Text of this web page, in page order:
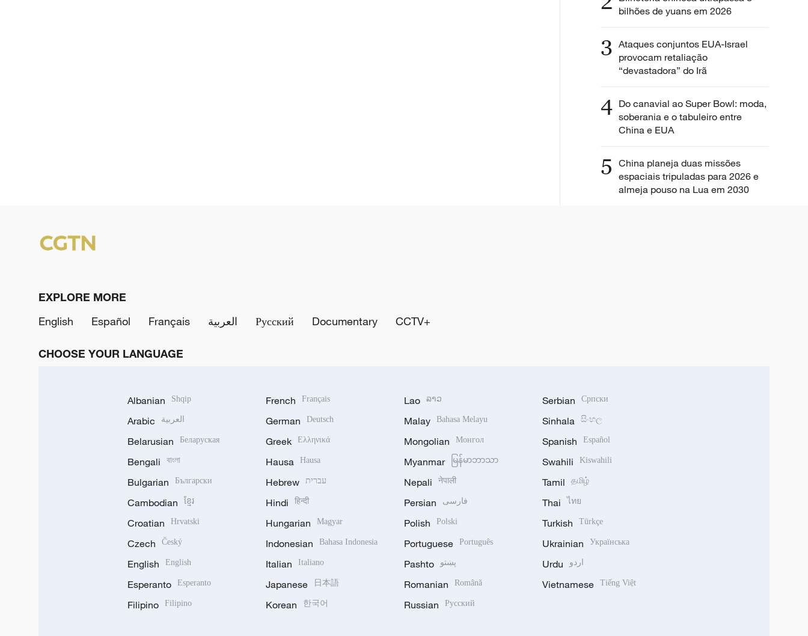
bilhões de yuans em 2026
3 Ataques conjuntos EUA-Israel
provocam retaliação
“devastadora” do Irã
4 Do canavial ao Super Bowl: moda,
soberania e o tabuleiro entre
China e EUA
5 China planeja duas missões
espaciais tripuladas para 2026 e
almeja pouso na Lua em 2030
EXPLORE MORE
English
Español Français العربية Русский Documentary CCTV+
CHOOSE YOUR LANGUAGE
Albanian Shqip
Arabic العربية
Belarusian Беларуская
Bengali বাংলা
Bulgarian Български
Cambodian ខ្មែរ
Croatian Hrvatski
Czech Český
English English
Esperanto Esperanto
Filipino Filipino
French Français
German Deutsch
Greek Ελληνικά
Hausa Hausa
Hebrew עברית
Hindi हिन्दी
Hungarian Magyar
Indonesian Bahasa Indonesia
Italian Italiano
Japanese 日本語
Korean 한국어
Lao ລາວ
Malay Bahasa Melayu
Mongolian Монгол
Myanmar မြန်မာဘာသာ
Nepali नेपाली
Persian فارسی
Polish Polski
Portuguese Português
Pashto پښتو
Romanian Română
Russian Русский
Serbian Српски
Sinhala සිංහල
Spanish Español
Swahili Kiswahili
Tamil தமிழ்
Thai ไทย
Turkish Türkçe
Ukrainian Українська
Urdu اردو
Vietnamese Tiếng Việt